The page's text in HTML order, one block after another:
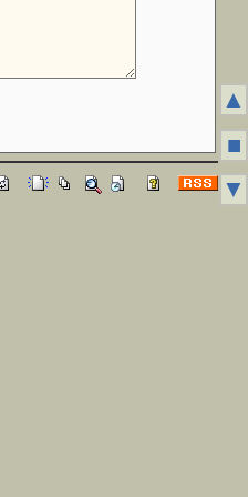
▲
■
▼